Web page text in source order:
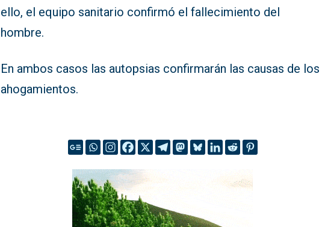
ello, el equipo sanitario confirmó el fallecimiento del
hombre.
En ambos casos las autopsias confirmarán las causas de los
ahogamientos.